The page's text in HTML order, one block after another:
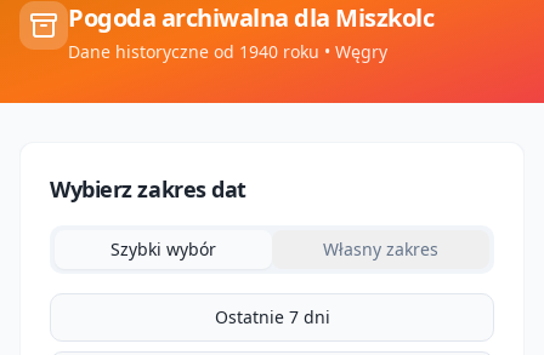
Pogoda archiwalna dla Miszkolc
Dane historyczne od 1940 roku • Węgry
Wybierz zakres dat
Szybki wybór Własny zakres
Ostatnie 7 dni